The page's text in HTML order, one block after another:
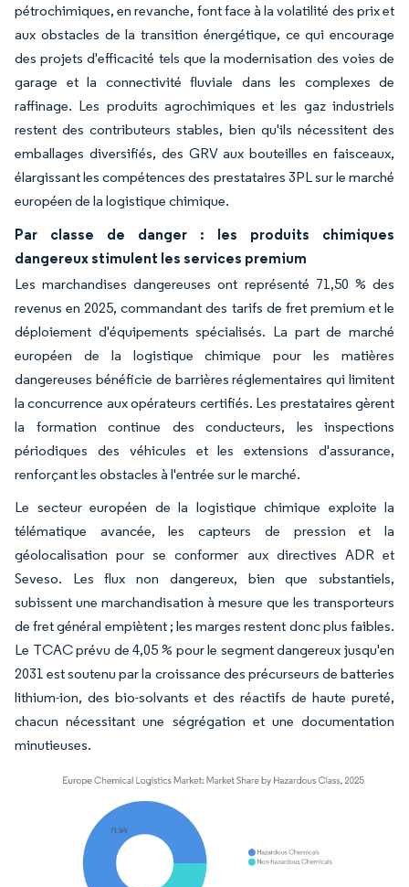
pétrochimiques, en revanche, font face à la volatilité des prix et
aux obstacles de la transition énergétique, ce qui encourage
des projets d'efficacité tels que la modernisation des voies de
garage et la connectivité fluviale dans les complexes de
raffinage. Les produits agrochimiques et les gaz industriels
restent des contributeurs stables, bien qu'ils nécessitent des
emballages diversifiés, des GRV aux bouteilles en faisceaux,
élargissant les compétences des prestataires 3PL sur le marché
européen de la logistique chimique.
Par classe de danger : les produits chimiques
dangereux stimulent les services premium
Les marchandises dangereuses ont représenté 71,50 % des
revenus en 2025, commandant des tarifs de fret premium et le
déploiement d'équipements spécialisés. La part de marché
européen de la logistique chimique pour les matières
dangereuses bénéficie de barrières réglementaires qui limitent
la concurrence aux opérateurs certifiés. Les prestataires gèrent
la formation continue des conducteurs, les inspections
périodiques des véhicules et les extensions d'assurance,
renforçant les obstacles à l'entrée sur le marché.
Le secteur européen de la logistique chimique exploite la
télématique avancée, les capteurs de pression et la
géolocalisation pour se conformer aux directives ADR et
Seveso. Les flux non dangereux, bien que substantiels,
subissent une marchandisation à mesure que les transporteurs
de fret général empiètent ; les marges restent donc plus faibles.
Le TCAC prévu de 4,05 % pour le segment dangereux jusqu'en
2031 est soutenu par la croissance des précurseurs de batteries
lithium-ion, des bio-solvants et des réactifs de haute pureté,
chacun nécessitant une ségrégation et une documentation
minutieuses.